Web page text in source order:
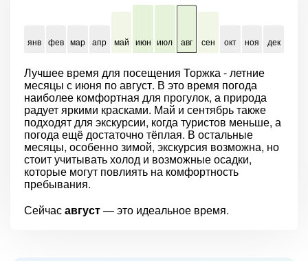
янв фев мар апр май июн июл авг сен окт ноя дек
Лучшее время для посещения Торжка - летние
месяцы с июня по август. В это время погода
наиболее комфортная для прогулок, а природа
радует яркими красками. Май и сентябрь также
подходят для экскурсии, когда туристов меньше, а
погода ещё достаточно тёплая. В остальные
месяцы, особенно зимой, экскурсия возможна, но
стоит учитывать холод и возможные осадки,
которые могут повлиять на комфортность
пребывания.
Сейчасавгуст— это идеальное время.